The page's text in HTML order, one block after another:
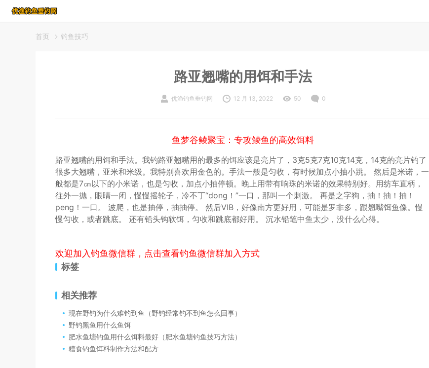
首页 钓鱼技巧
路亚翘嘴的用饵和手法
优渔钓鱼垂钓网 12 月 13, 2022 50 0
鱼梦谷鲮聚宝：专攻鲮鱼的高效饵料
路亚翘嘴的用饵和手法。我钓路亚翘嘴用的最多的饵应该是亮片了，3克5克7克10克14克，14克的亮片钓了
很多大翘嘴，亚米和米级。我特别喜欢用金色的。手法一般是匀收，有时候加点小抽小跳。 然后是米诺，一
般都是7㎝以下的小米诺，也是匀收，加点小抽停顿。晚上用带有响珠的米诺的效果特别好。用纺车直柄，
往外一抛，眼睛一闭，慢慢摇轮子，冷不丁“dong！”一口，那叫一个刺激。 再是之字狗，抽！抽！抽！
peng！一口。 波爬，也是抽停，抽抽停。 然后VIB，好像南方更好用，可能是罗非多，跟翘嘴饵鱼像。慢
慢匀收，或者跳底。 还有铅头钩软饵，匀收和跳底都好用。 沉水铅笔中鱼太少，没什么心得。
欢迎加入钓鱼微信群，点击查看钓鱼微信群加入方式
标签
相关推荐
现在野钓为什么难钓到鱼（野钓经常钓不到鱼怎么回事）
野钓黑鱼用什么鱼饵
肥水鱼塘钓鱼用什么饵料最好（肥水鱼塘钓鱼技巧方法）
糟食钓鱼饵料制作方法和配方